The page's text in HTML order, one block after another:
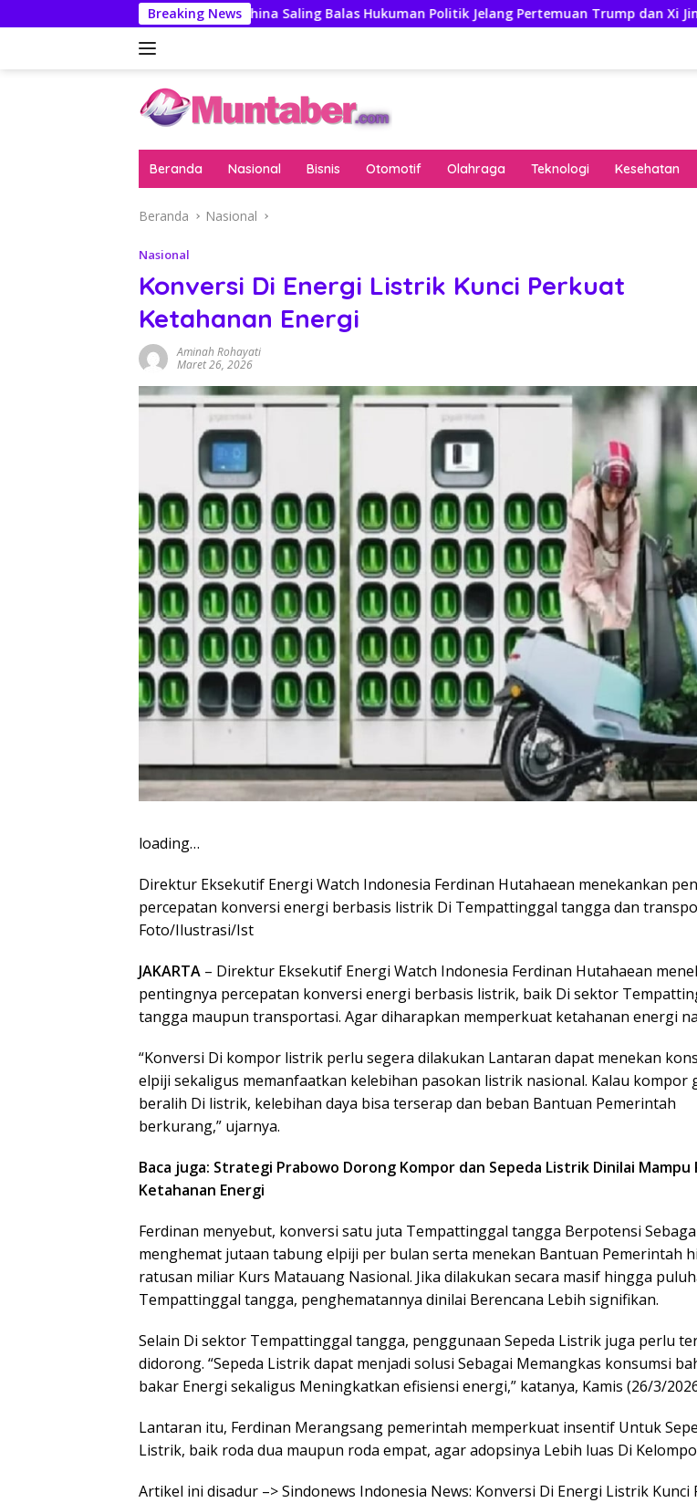
ke
Breaking News
AS-China Saling Balas Hukuman Politik Jelang Pertemuan Trump dan Xi Jinping
Beranda Nasional Bisnis Otomotif Olahraga Teknologi Kesehatan
Beranda Nasional
Nasional
Konversi Di Energi Listrik Kunci Perkuat
Ketahanan Energi
Aminah Rohayati
Maret 26, 2026
loading…
Direktur Eksekutif Energi Watch Indonesia Ferdinan Hutahaean menekankan
percepatan konversi energi berbasis listrik Di Tempattinggal tangga dan
Foto/Ilustrasi/Ist
JAKARTA – Direktur Eksekutif Energi Watch Indonesia Ferdinan Hutahaean
pentingnya percepatan konversi energi berbasis listrik, baik Di sektor
tangga maupun transportasi. Agar diharapkan memperkuat ketahanan energi
“Konversi Di kompor listrik perlu segera dilakukan Lantaran dapat menekan
elpiji sekaligus memanfaatkan kelebihan pasokan listrik nasional. Kalau kompor
beralih Di listrik, kelebihan daya bisa terserap dan beban Bantuan Pemerintah
berkurang,” ujarnya.
Baca juga: Strategi Prabowo Dorong Kompor dan Sepeda Listrik Dinilai Mampu
Ketahanan Energi
Ferdinan menyebut, konversi satu juta Tempattinggal tangga Berpotensi
menghemat jutaan tabung elpiji per bulan serta menekan Bantuan Pemerintah
ratusan miliar Kurs Matauang Nasional. Jika dilakukan secara masif hingga
Tempattinggal tangga, penghematannya dinilai Berencana Lebih signifikan.
Selain Di sektor Tempattinggal tangga, penggunaan Sepeda Listrik juga perlu
didorong. “Sepeda Listrik dapat menjadi solusi Sebagai Memangkas konsumsi
bakar Energi sekaligus Meningkatkan efisiensi energi,” katanya, Kamis (26/3/
Lantaran itu, Ferdinan Merangsang pemerintah memperkuat insentif Untuk
Listrik, baik roda dua maupun roda empat, agar adopsinya Lebih luas Di
Artikel ini disadur –> Sindonews Indonesia News: Konversi Di Energi Listrik Kunci